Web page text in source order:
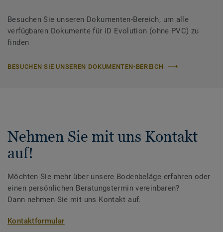
Besuchen Sie unseren Dokumenten-Bereich, um alle
verfügbaren Dokumente für iD Evolution (ohne PVC) zu
finden
BESUCHEN SIE UNSEREN DOKUMENTEN-BEREICH
Nehmen Sie mit uns Kontakt
auf!
Möchten Sie mehr über unsere Bodenbeläge erfahren oder
einen persönlichen Beratungstermin vereinbaren?
Dann nehmen Sie mit uns Kontakt auf.
Kontaktformular